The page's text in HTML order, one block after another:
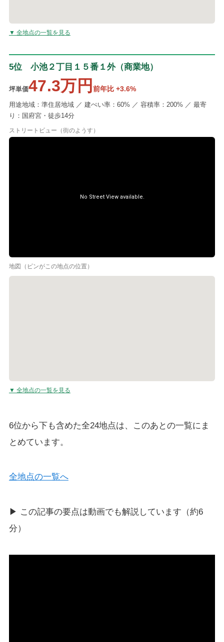
▼ 全地点の一覧を見る
5位 小池２丁目１５番１外（商業地）
坪単価47.3万円 前年比 +3.6%
用途地域：準住居地域 ／ 建ぺい率：60% ／ 容積率：200% ／ 最寄
り：国府宮・徒歩14分
ストリートビュー（街のようす）
地図（ピンがこの地点の位置）
▼ 全地点の一覧を見る
6位から下も含めた全24地点は、このあとの一覧にま
とめています。
全地点の一覧へ
▶ この記事の要点は動画でも解説しています（約6
分）